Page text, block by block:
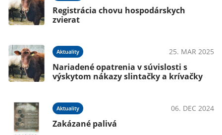
Registrácia chovu hospodárskych
zvierat
Aktuality 25. MAR 2025
Nariadené opatrenia v súvislosti s
výskytom nákazy slintačky a krívačky
Aktuality 06. DEC 2024
Zakázané palivá